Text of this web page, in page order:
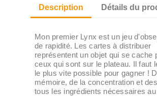
Description Détails du
Mon premier Lynx est un jeu
de rapidité. Les cartes à distribuer
représentent un objet qui se cache
ceux qui sont sur le plateau. Il faut
le plus vite possible pour gagner !
mémoire, de la concentration et
tous les ingrédients nécessaires au